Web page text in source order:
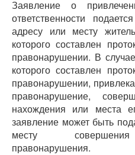
Заявление о
ответственности
адресу или месту
которого составлен
правонарушении. В
которого составлен
правонарушении,
правонарушение,
нахождения или места
заявление может быть
месту совершения
правонарушения.